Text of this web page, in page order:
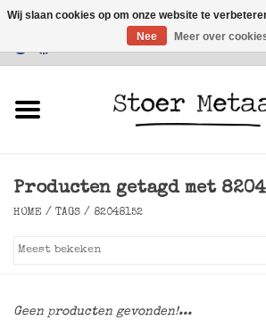
Klantenservice
Verlichting
Producten getagd met
HOME / TAGS / 82048152
Geen producten gevonden!...
Wij slaan cookies op om onze website te
Nee
Meer over